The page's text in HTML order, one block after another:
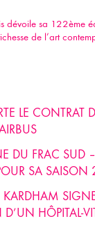
dévoile sa 122ème
de l’art
LE CONTRAT
DU FRAC SUD –
SA SAISON
KARDHAM
HÔPITAL-